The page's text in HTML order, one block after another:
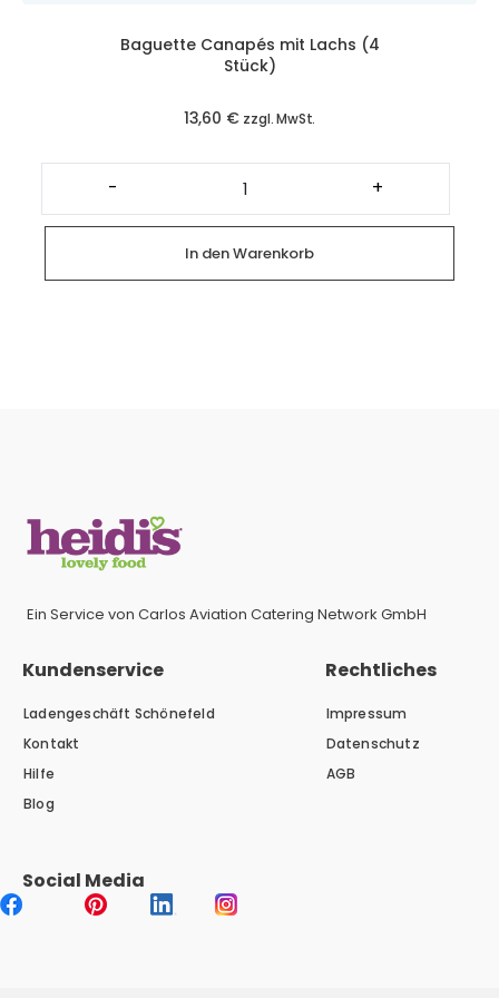
Baguette Canapés mit Lachs (4
Stück)
13,60 € zzgl. MwSt.
-
Baguette
Canapés
mit
Lachs
(4
Stück)
Menge
+
In den Warenkorb
Ein Service von Carlos Aviation Catering Network GmbH
Kundenservice
Ladengeschäft Schönefeld
Kontakt
Hilfe
Blog
Rechtliches
Impressum
Datenschutz
AGB
Social Media